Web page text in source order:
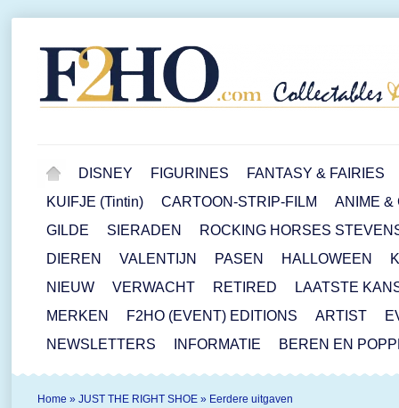
DISNEY FIGURINES
FANTASY & FAIRIES
KUIFJE (Tintin)
CARTOON-STRIP-FILM
ANIME &
GILDE
SIERADEN
ROCKING HORSES
DIEREN
VALENTIJN PASEN HALLOWEEN
NIEUW
VERWACHT RETIRED
LAATSTE
MERKEN
F2HO (EVENT) EDITIONS ARTIST
NEWSLETTERS
INFORMATIE BEREN EN
Home » JUST THE RIGHT SHOE » Eerdere uitgaven